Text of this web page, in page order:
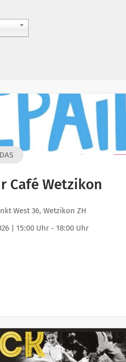
Café Wetzikon
West 36, Wetzikon ZH
| 15:00 Uhr - 18:00 Uhr